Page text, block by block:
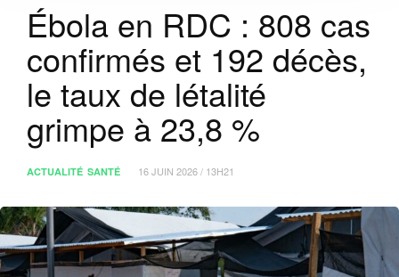
Ébola en RDC : 808 cas
confirmés et 192 décès,
le taux de létalité
grimpe à 23,8 %
ACTUALITÉ SANTÉ 16 JUIN 2026 / 13H21